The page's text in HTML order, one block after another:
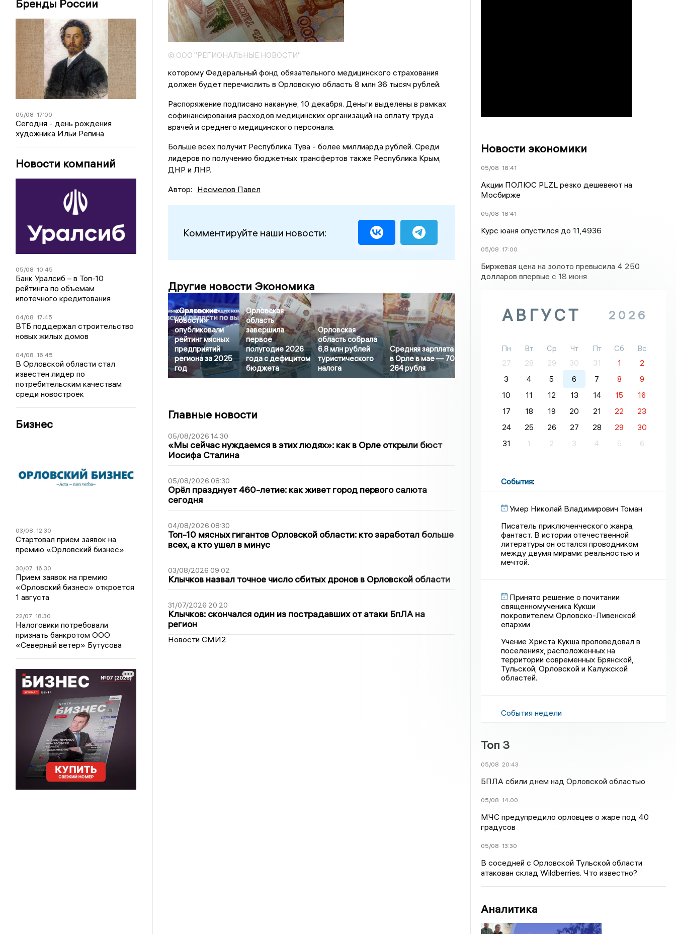
Бренды России
05/08 17:00
Сегодня - день рождения
художника Ильи Репина
Новости компаний
05/08 10:45
Банк Уралсиб – в Топ-10
рейтинга по объемам
ипотечного кредитования
04/08 17:45
ВТБ поддержал строительство
новых жилых домов
04/08 16:45
В Орловской области стал
известен лидер по
потребительским качествам
среди новостроек
Бизнес
03/08 12:30
Стартовал прием заявок на
премию «Орловский бизнес»
30/07 16:30
Прием заявок на премию
«Орловский бизнес» откроется
1 августа
22/07 18:30
Налоговики потребовали
признать банкротом ООО
«Северный ветер» Бутусова
© ООО "РЕГИОНАЛЬНЫЕ НОВОСТИ"
которому Федеральный фонд обязательного медицинского страхования
должен будет перечислить в Орловскую область 8 млн 36 тысяч рублей.
Распоряжение подписано накануне, 10 декабря. Деньги выделены в рамках
софинансирования расходов медицинских организаций на оплату труда
врачей и среднего медицинского персонала.
Больше всех получит Республика Тува - более миллиарда рублей. Среди
лидеров по получению бюджетных трансфертов также Республика Крым,
ДНР и ЛНР.
Автор: Несмелов Павел
Комментируйте наши новости:
Другие новости Экономика
«Орловские
новости»
опубликовали
рейтинг мясных
предприятий
региона за 2025
год
Орловская
область
завершила
первое
полугодие 2026
года с дефицитом
бюджета
Орловская
область собрала
6,8 млн рублей
туристического
налога
Средняя зарплата
в Орле в мае — 70
264 рубля
Главные новости
05/08/2026 14:30
«Мы сейчас нуждаемся в этих людях»: как в Орле открыли бюст
Иосифа Сталина
05/08/2026 08:30
Орёл празднует 460-летие: как живет город первого салюта
сегодня
04/08/2026 08:30
Топ-10 мясных гигантов Орловской области: кто заработал больше
всех, а кто ушел в минус
03/08/2026 09:02
Клычков назвал точное число сбитых дронов в Орловской области
31/07/2026 20:20
Клычков: скончался один из пострадавших от атаки БпЛА на
регион
Новости СМИ2
Новости экономики
05/08 18:41
Акции ПОЛЮС PLZL резко дешевеют на
Мосбирже
05/08 18:41
Курс юаня опустился до 11,4936
05/08 17:00
Биржевая цена на золото превысила 4 250
долларов впервые с 18 июня
АВГУСТ 2026
Пн Вт Ср Чт Пт Сб
Вс
27
28 29 30 31 1
2
3
4 5 6 7 8
9
10
11 12 13 14 15
16
17
18 19 20 21 22
23
24
25 26 27 28 29
30
31
1 2 3 4 5 6
События:
Умер Николай Владимирович Томан
Писатель приключенческого жанра,
фантаст. В истории отечественной
литературы он остался проводником
между двумя мирами: реальностью и
мечтой.
Принято решение о почитании
священномученика Кукши
покровителем Орловско-Ливенской
епархии
Учение Христа Кукша проповедовал в
поселениях, расположенных на
территории современных Брянской,
Тульской, Орловской и Калужской
областей.
События недели
Топ 3
05/08 20:43
БПЛА сбили днем над Орловской областью
05/08 14:00
МЧС предупредило орловцев о жаре под 40
градусов
05/08 13:30
В соседней с Орловской Тульской области
атакован склад Wildberries. Что известно?
Аналитика